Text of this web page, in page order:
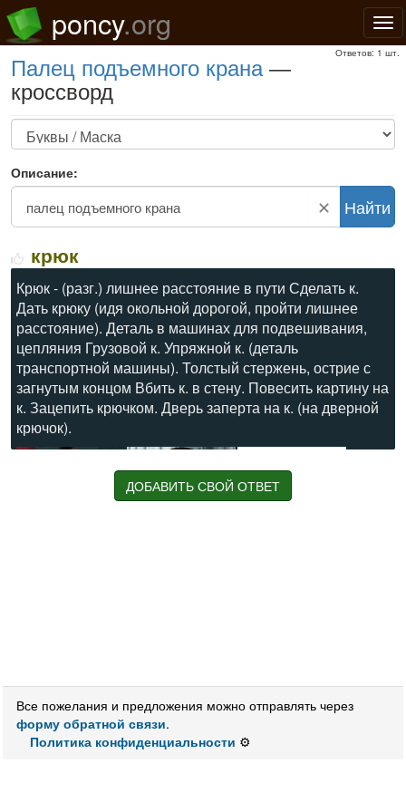
poncy.org
палец подъемного крана—
кроссворд
Ответов: 1 шт.
крюк
Крюк - (разг.) лишнее расстояние в пути Сделать к.
Дать крюку (идя окольной дорогой, пройти лишнее
расстояние). Деталь в машинах для подвешивания,
цепляния Грузовой к. Упряжной к. (деталь
транспортной машины). Толстый стержень, острие с
загнутым концом Вбить к. в стену. Повесить картину на
к. Зацепить крючком. Дверь заперта на к. (на дверной
крючок).
Описание:
✕ Найти
ДОБАВИТЬ СВОЙ ОТВЕТ
Все пожелания и предложения можно отправлять через
форму обратной связи.
Политика конфиденциальности ⚙️